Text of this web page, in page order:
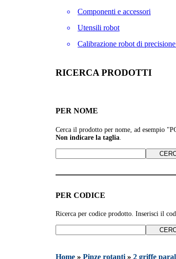
Componenti e accessori
Utensili robot
Calibrazione robot di precisione
RICERCA PRODOTTI
PER NOME
Cerca il prodotto per nome, ad esempio
Non indicare la taglia
PER CODICE
Ricerca per codice prodotto. Inserisci il
Home »Pinze rotanti »2 griffe